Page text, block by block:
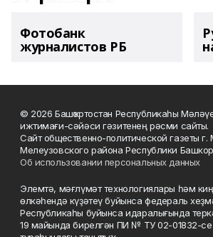
Фотобанк
журналистов РБ
© 2026 Башҡортостан Республикаһы
ижтимағи-сәйәси гәзитенең рәсми сайты.
Сайт общественно-политической газеты г.
Мелеузовского района Республики
Об использовании персональных данных
Элемтә, мәғлүмәт технологиялары һәм
өлкәһендә күҙәтеү буйынса федераль
Республикаһы буйынса идаралығында
19 майында бирелгән ПИ № ТУ 02-01832-се